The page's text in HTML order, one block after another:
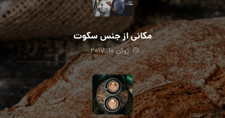
مکانی از جنس سکوت
ژوئن ۱۰, ۲۰۱۷